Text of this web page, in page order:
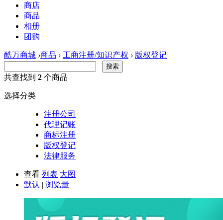
商店
商品
相册
团购
酷万商城 ›商品 › 工商注册/知识产权 › 版权登记
搜索
共查找到 2 个商品
选择分类
注册公司
代理记账
商标注册
版权登记
法律服务
查看 列表 大图
默认 | 浏览量